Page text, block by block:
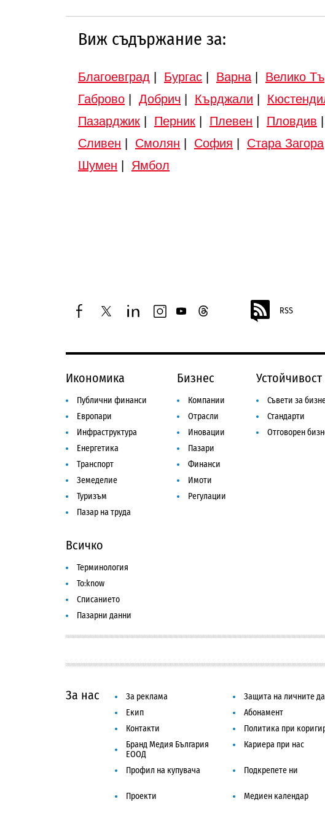
Виж съдържание за:
Благоевград Бургас Варна Велико
Габрово
Добрич Кърджали
Пазарджик
Перник Плевен Пловдив
Сливен
Смолян София Стара Загора
Шумен
Ямбол
facebooktwitterlinkedininstagram
youtubethreads RSS
Икономика
Публични финанси
Европари
Инфраструктура
Енергетика
Транспорт
Земеделие
Туризъм
Пазар на труда
Бизнес
Компании
Отрасли
Иновации
Пазари
Финанси
Имоти
Регулации
Устойчивост
Съвети за
Стандарти
Отговорен
Всичко
Терминология
To:know
Списанието
Пазарни данни
За нас За реклама Защита на личните
Екип
Абонамент
Контакти
Политика при
Бранд Медия България
ЕООД
Кариера при нас
Профил на купувача Подкрепете ни
Проекти
Медиен календар